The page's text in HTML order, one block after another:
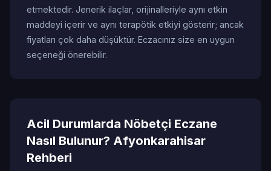
etmektedir. Jenerik ilaçlar, orijinalleriyle aynı etkin
maddeyi içerir ve aynı terapötik etkiyi gösterir; ancak
fiyatları çok daha düşüktür. Eczacınız size en uygun
seçeneği önerebilir.
Acil Durumlarda Nöbetçi Eczane
Nasıl Bulunur? Afyonkarahisar
Rehberi